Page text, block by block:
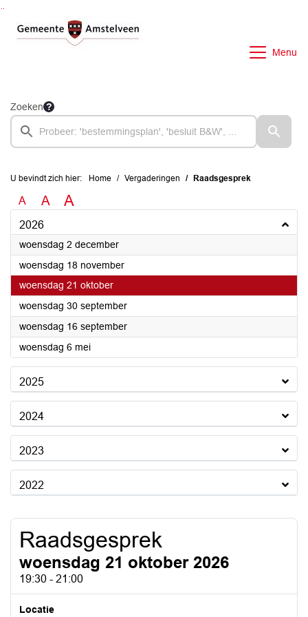
Menu
Zoeken
U bevindt zich hier: Home Vergaderingen Raadsgesprek
A A A
2026
woensdag 2 december2026
woensdag 18 november2026
woensdag 21 oktober2026
woensdag 30 september2026
woensdag 16 september2026
woensdag 6 mei2026
2025
2024
2023
2022
Raadsgesprek
woensdag 21 oktober 2026
19:30 - 21:00
Locatie